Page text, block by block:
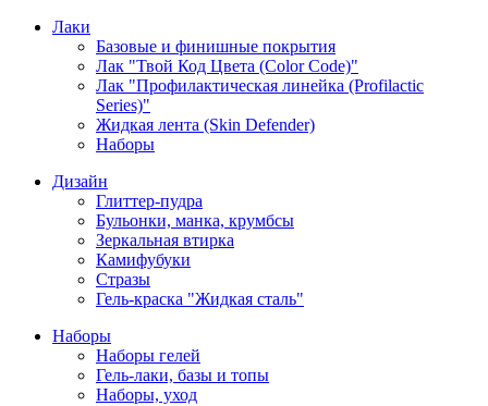
Лаки
Базовые и финишные покрытия
Лак "Твой Код Цвета (Color Code)"
Лак "Профилактическая линейка (Profilactic
Series)"
Жидкая лента (Skin Defender)
Наборы
Дизайн
Глиттер-пудра
Бульонки, манка, крумбсы
Зеркальная втирка
Камифубуки
Стразы
Гель-краска "Жидкая сталь"
Наборы
Наборы гелей
Гель-лаки, базы и топы
Наборы, уход